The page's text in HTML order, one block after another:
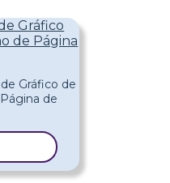
Gráfico
de Página